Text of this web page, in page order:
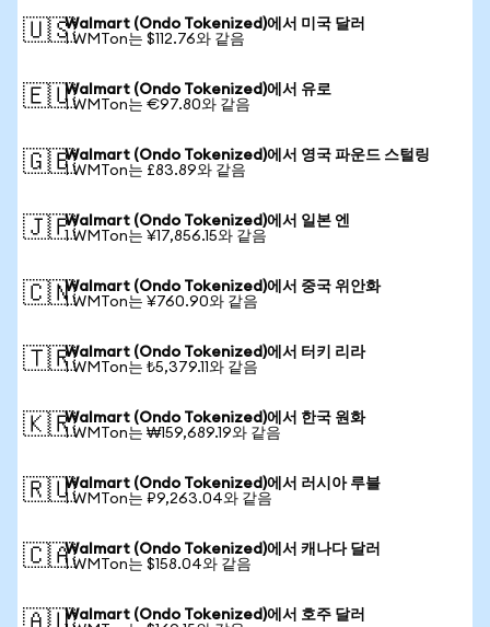
🇺🇸Walmart (Ondo Tokenized)에서 미국 달러
1 WMTon는 $112.76와 같음
🇪🇺Walmart (Ondo Tokenized)에서 유로
1 WMTon는 €97.80와 같음
🇬🇧Walmart (Ondo Tokenized)에서 영국 파운드 스털링
1 WMTon는 £83.89와 같음
🇯🇵Walmart (Ondo Tokenized)에서 일본 엔
1 WMTon는 ¥17,856.15와 같음
🇨🇳Walmart (Ondo Tokenized)에서 중국 위안화
1 WMTon는 ¥760.90와 같음
🇹🇷Walmart (Ondo Tokenized)에서 터키 리라
1 WMTon는 ₺5,379.11와 같음
🇰🇷Walmart (Ondo Tokenized)에서 한국 원화
1 WMTon는 ₩159,689.19와 같음
🇷🇺Walmart (Ondo Tokenized)에서 러시아 루블
1 WMTon는 ₽9,263.04와 같음
🇨🇦Walmart (Ondo Tokenized)에서 캐나다 달러
1 WMTon는 $158.04와 같음
Walmart (Ondo Tokenized)에서 호주 달러